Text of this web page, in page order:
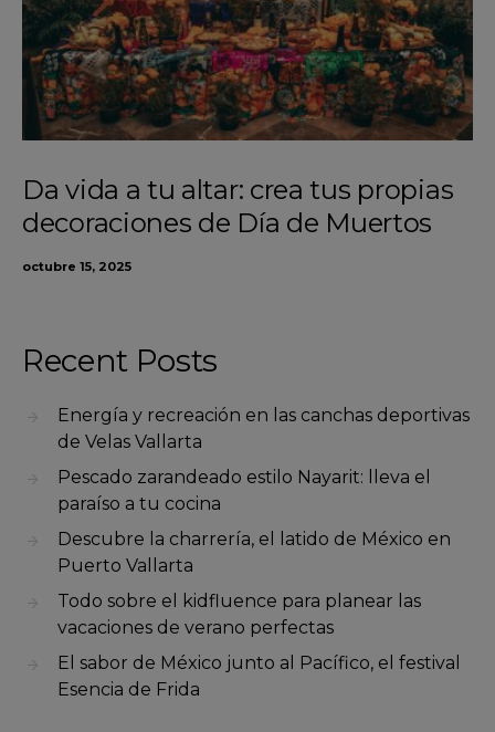
Da vida a tu altar: crea tus propias
decoraciones de Día de Muertos
octubre 15, 2025
Recent Posts
Energía y recreación en las canchas deportivas
de Velas Vallarta
Pescado zarandeado estilo Nayarit: lleva el
paraíso a tu cocina
Descubre la charrería, el latido de México en
Puerto Vallarta
Todo sobre el kidfluence para planear las
vacaciones de verano perfectas
El sabor de México junto al Pacífico, el festival
Esencia de Frida